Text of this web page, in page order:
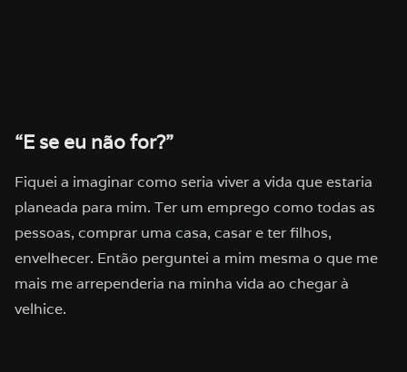
“E se eu não for?”
Fiquei a imaginar como seria viver a vida que estaria
planeada para mim. Ter um emprego como todas as
pessoas, comprar uma casa, casar e ter filhos,
envelhecer. Então perguntei a mim mesma o que me
mais me arrependeria na minha vida ao chegar à
velhice.